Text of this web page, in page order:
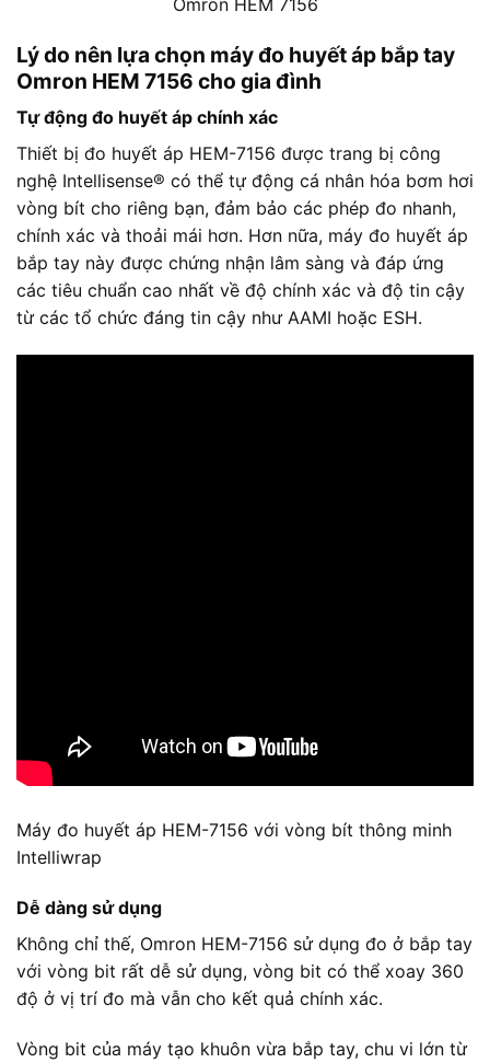
Lý do nên lựa chọn máy đo huyết áp bắp tay
Omron HEM 7156 cho gia đình
Tự động đo huyết áp chính xác
Thiết bị đo huyết áp HEM-7156 được trang bị công
nghệ Intellisense® có thể tự động cá nhân hóa bơm hơi
vòng bít cho riêng bạn, đảm bảo các phép đo nhanh,
chính xác và thoải mái hơn. Hơn nữa, máy đo huyết áp
bắp tay này được chứng nhận lâm sàng và đáp ứng
các tiêu chuẩn cao nhất về độ chính xác và độ tin cậy
từ các tổ chức đáng tin cậy như AAMI hoặc ESH.
Máy đo huyết áp HEM-7156 với vòng bít thông minh
Intelliwrap
Dễ dàng sử dụng
Không chỉ thế, Omron HEM-7156 sử dụng đo ở bắp tay
với vòng bit rất dễ sử dụng, vòng bit có thể xoay 360
độ ở vị trí đo mà vẫn cho kết quả chính xác.
Vòng bit của máy tạo khuôn vừa bắp tay, chu vi lớn từ